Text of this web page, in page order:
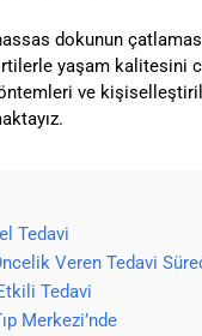
dokunun
yaşam
ve
Tedavi
Veren Tedavi
Tedavi
Merkezi’nde